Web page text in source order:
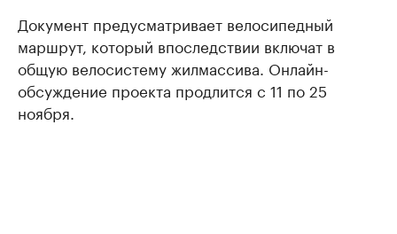
Документ предусматривает велосипедный
маршрут, который впоследствии включат в
общую велосистему жилмассива. Онлайн-
обсуждение проекта продлится с 11 по 25
ноября.